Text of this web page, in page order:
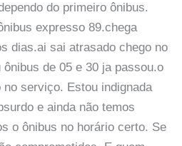
do primeiro ônibus.
expresso 89.chega
dias.ai sai atrasado chego no
de 05 e 30 ja passou.o
serviço. Estou indignada
e ainda não temos
o ônibus no horário certo. Se